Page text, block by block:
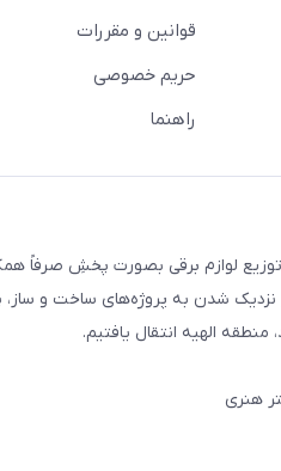
قوانین و مقررات
حریم خصوصی
راهنما
کار خودمان را در زمینه‌ی توزیع لوازم برقی بصورت پخشِ
شدن به پروژه‌های ساخت و ساز،
الهیه انتقال یافتیم.